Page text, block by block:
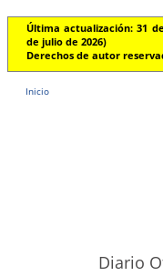
Última actualización: 31
de julio de 2026)
Derechos de autor
Inicio
Diario